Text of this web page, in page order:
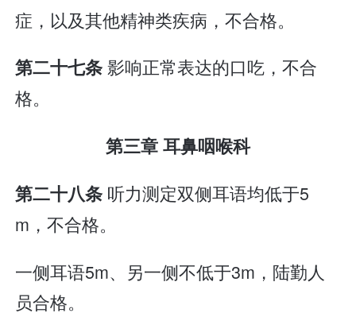
症，以及其他精神类疾病，不合格。
第二十七条影响正常表达的口吃，不合
格。
第三章 耳鼻咽喉科
第二十八条 听力测定双侧耳语均低于5
m，不合格。
一侧耳语5m、另一侧不低于3m，陆勤人
员合格。